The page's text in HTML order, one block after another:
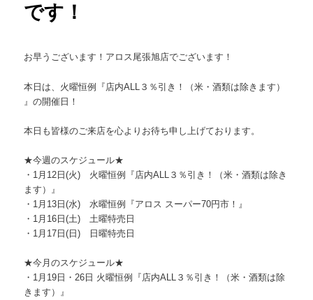
です！
お早うございます！アロス尾張旭店でございます！
本日は、火曜恒例『店内ALL３％引き！（米・酒類は除きます）
』の開催日！
本日も皆様のご来店を心よりお待ち申し上げております。
★今週のスケジュール★
・1月12日(火) 火曜恒例『店内ALL３％引き！（米・酒類は除き
ます）』
・1月13日(水) 水曜恒例『アロス スーパー70円市！』
・1月16日(土) 土曜特売日
・1月17日(日) 日曜特売日
★今月のスケジュール★
・1月19日・26日 火曜恒例『店内ALL３％引き！（米・酒類は除
きます）』